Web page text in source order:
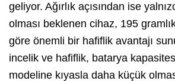
geliyor. Ağırlık açısından ise
olması beklenen cihaz, 195
göre önemli bir hafiflik avantajı
incelik ve hafiflik, batarya
modeline kıyasla daha küçük